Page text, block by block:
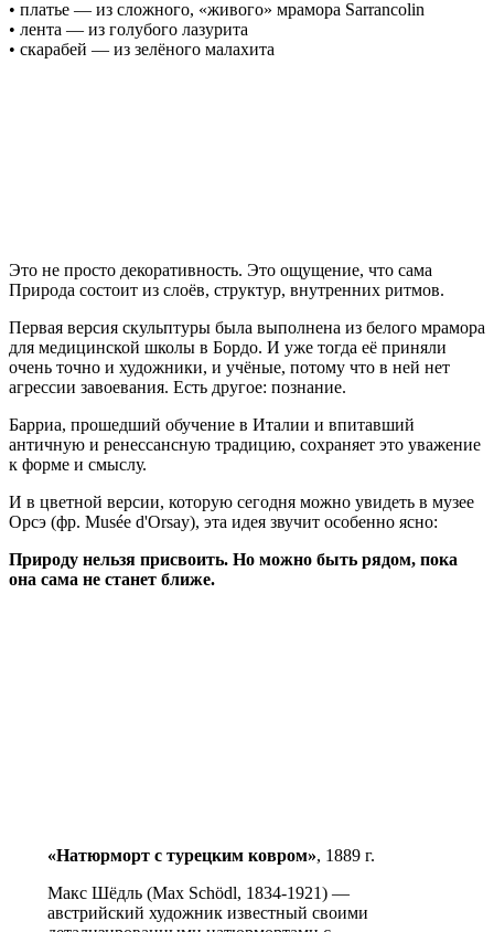
• платье — из сложного, «живого» мрамора Sarrancolin
• лента — из голубого лазурита
• скарабей — из зелёного малахита
Это не просто декоративность. Это ощущение, что сама
Природа состоит из слоёв, структур, внутренних ритмов.
Первая версия скульптуры была выполнена из белого мрамора
для медицинской школы в Бордо. И уже тогда её приняли
очень точно и художники, и учёные, потому что в ней нет
агрессии завоевания. Есть другое: познание.
Барриа, прошедший обучение в Италии и впитавший
античную и ренессансную традицию, сохраняет это уважение
к форме и смыслу.
И в цветной версии, которую сегодня можно увидеть в музее
Орсэ (фр. Musée d'Orsay), эта идея звучит особенно ясно:
Природу нельзя присвоить. Но можно быть рядом, пока
она сама не станет ближе.
«Натюрморт с турецким ковром», 1889 г.
Макс Шёдль (Max Schödl, 1834-1921) —
австрийский художник известный своими